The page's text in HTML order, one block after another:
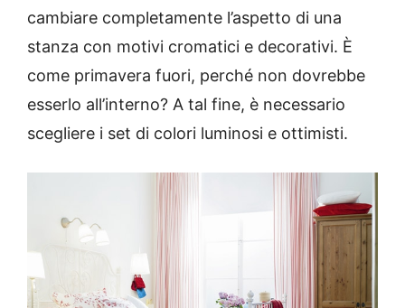
cambiare completamente l’aspetto di una
stanza con motivi cromatici e decorativi. È
come primavera fuori, perché non dovrebbe
esserlo all’interno? A tal fine, è necessario
scegliere i set di colori luminosi e ottimisti.